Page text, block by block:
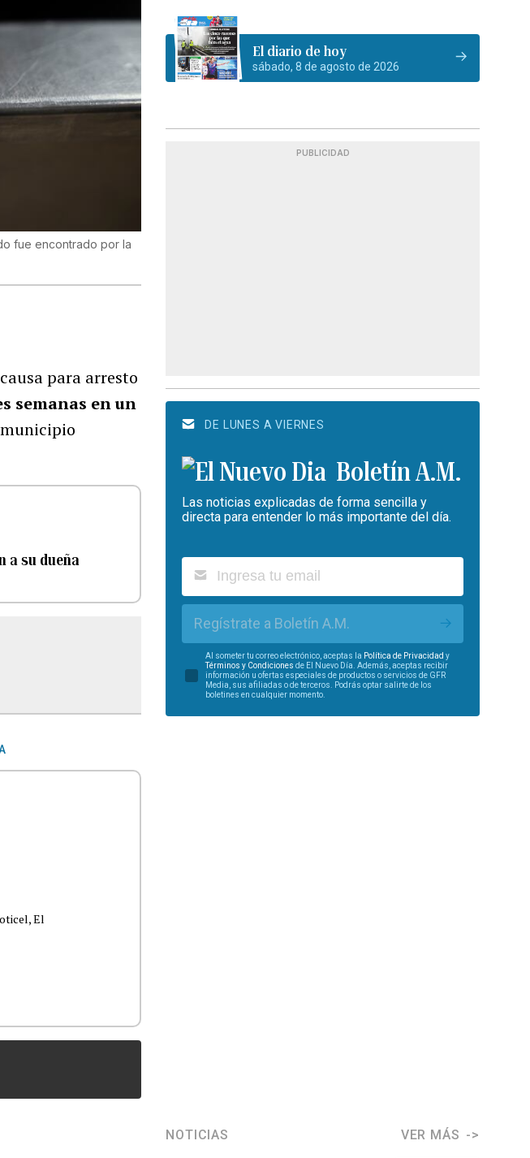
fue encontrado por la
para arresto
semanas en un
a su dueña
El
El diario de hoy
sábado, 8 de agosto de 2026
PUBLICIDAD
DE LUNES A VIERNES
Boletín A.M.
Las noticias explicadas de forma sencilla y
directa para entender lo más importante del día.
Regístrate a Boletín A.M.
Al someter tu correo electrónico, aceptas la Política de Privacidad y
Términos y Condiciones de El Nuevo Día. Además, aceptas recibir
información u ofertas especiales de productos o servicios de GFR
Media, sus afiliadas o de terceros. Podrás optar salirte de los
boletines en cualquier momento.
NOTICIAS VER MÁS